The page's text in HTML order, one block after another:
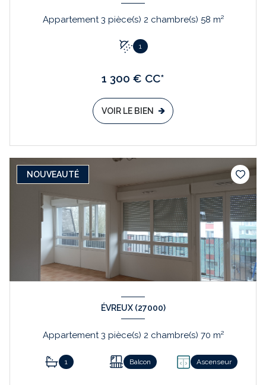
Appartement 3 pièce(s) 2 chambre(s) 58 m²
1
1 300 € CC*
VOIR LE BIEN
NOUVEAUTÉ
ÉVREUX (27000)
Appartement 3 pièce(s) 2 chambre(s) 70 m²
1 Balcon Ascenseur